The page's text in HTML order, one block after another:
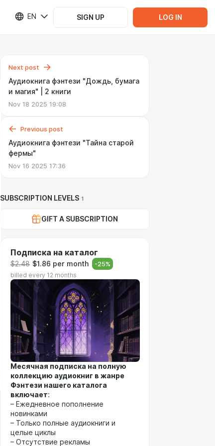
EN SIGN UP LOG IN
Next post
Аудиокнига фэнтези "Дождь, бумага
и магия" | 2 книги
Nov 18 2025 19:08
Previous post
Аудиокнига фэнтези "Тайна старой
фермы"
Nov 16 2025 17:36
SUBSCRIPTION LEVELS 1
GIFT A SUBSCRIPTION
Подписка на каталог
$2.48 $1.86 per month -25%
billed every 12 months
Месячная подписка на полную
коллекцию аудиокниг в жанре
Фэнтези нашего каталога
включает:
– Ежедневное пополнение
новинками
– Только полные аудиокниги и
целые циклы
– Отсутствие рекламы